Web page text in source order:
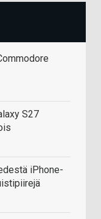
S27
iPhone-